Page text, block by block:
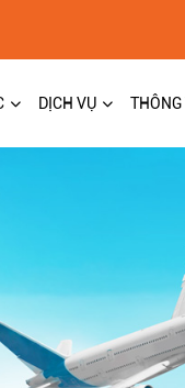
DỊCH VỤ THÔNG